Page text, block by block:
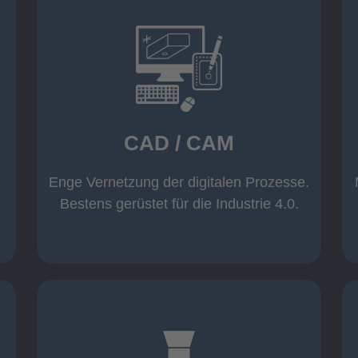
CAD / CAM
Enge Vernetzung der digitalen Prozesse.
Bestens gerüstet für die Industrie 4.0.
CAD / CAM
Einsatz moderner CAD/CAM
Inventor und AutoCAD
Datenübernahme aus der
Warenwirtschaft
mehr erfahren